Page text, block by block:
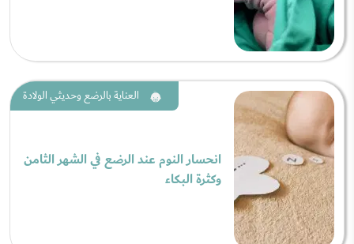
العناية بالرضع وحديثي الولادة
انحسار النوم عند الرضع في الشهر الثامن
وكثرة البكاء